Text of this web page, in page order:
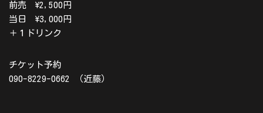
前売 \2,500円
当日 \3,000円
＋１ドリンク
チケット予約
090-8229-0662 （近藤）